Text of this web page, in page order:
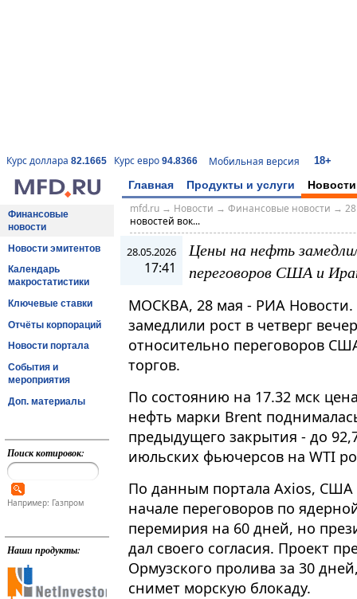
Курс доллара 82.1665 Курс евро 94.8366 Мобильная версия 18+
Главная Продукты и услуги Новости
Финансовые
новости
Новости эмитентов
Календарь
макростатистики
Ключевые ставки
Отчёты корпораций
Новости портала
События и
мероприятия
Доп. материалы
Поиск котировок:
Например: Газпром
Наши продукты:
mfd.ru→ Новости → Финансовые новости →
новостей вок...
28.05.2026
17:41
Цены на нефть
переговоров США и
МОСКВА, 28 мая - РИА
замедлили рост в четверг
относительно переговоров
торгов.
По состоянию на 17​​​.32 мск
нефть марки Brent
предыдущего закрытия - до
июльских фьючерсов на WTI
По данным портала Axios, США
начале переговоров по
перемирия на 60 дней, но
дал своего согласия. Проект
Ормузского пролива за 30
снимет морскую блокаду.